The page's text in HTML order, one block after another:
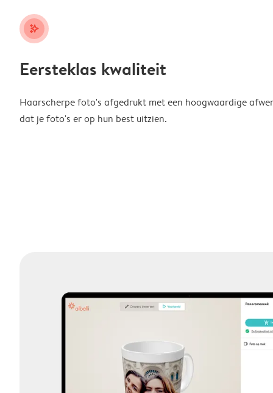
stars_plus
Eersteklas kwaliteit
Haarscherpe foto's afgedrukt met een hoogwaardige
dat je foto's er op hun best uitzien.